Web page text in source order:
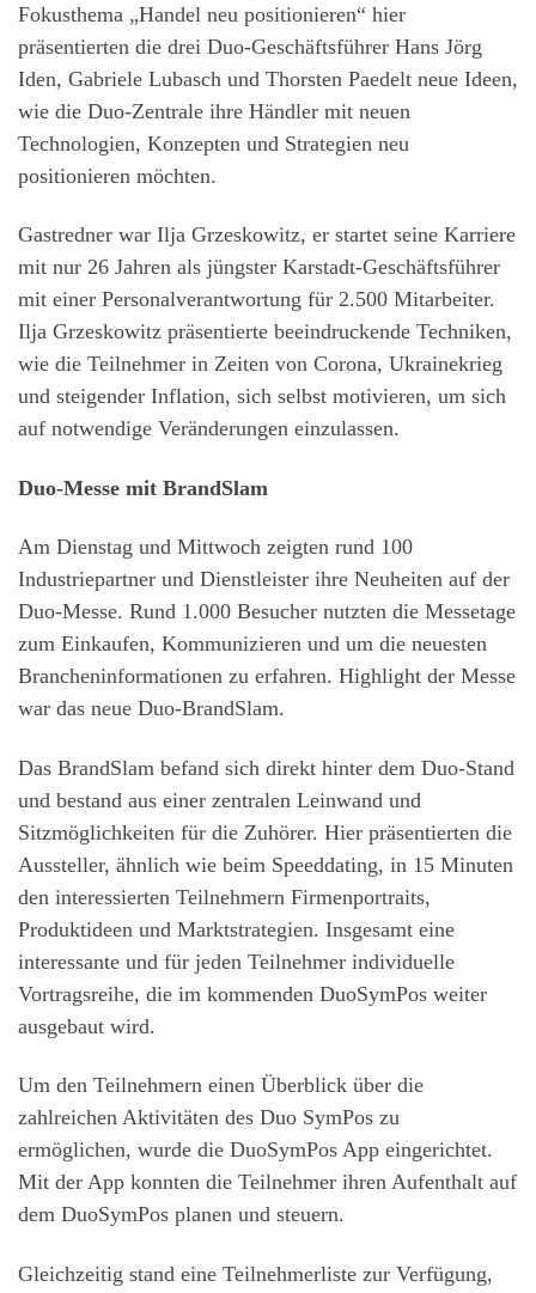
Fokusthema „Handel neu positionieren“ hier
präsentierten die drei Duo-Geschäftsführer Hans Jörg
Iden, Gabriele Lubasch und Thorsten Paedelt neue Ideen,
wie die Duo-Zentrale ihre Händler mit neuen
Technologien, Konzepten und Strategien neu
positionieren möchten.
Gastredner war Ilja Grzeskowitz, er startet seine Karriere
mit nur 26 Jahren als jüngster Karstadt-Geschäftsführer
mit einer Personalverantwortung für 2.500 Mitarbeiter.
Ilja Grzeskowitz präsentierte beeindruckende Techniken,
wie die Teilnehmer in Zeiten von Corona, Ukrainekrieg
und steigender Inflation, sich selbst motivieren, um sich
auf notwendige Veränderungen einzulassen.
Duo-Messe mit BrandSlam
Am Dienstag und Mittwoch zeigten rund 100
Industriepartner und Dienstleister ihre Neuheiten auf der
Duo-Messe. Rund 1.000 Besucher nutzten die Messetage
zum Einkaufen, Kommunizieren und um die neuesten
Brancheninformationen zu erfahren. Highlight der Messe
war das neue Duo-BrandSlam.
Das BrandSlam befand sich direkt hinter dem Duo-Stand
und bestand aus einer zentralen Leinwand und
Sitzmöglichkeiten für die Zuhörer. Hier präsentierten die
Aussteller, ähnlich wie beim Speeddating, in 15 Minuten
den interessierten Teilnehmern Firmenportraits,
Produktideen und Marktstrategien. Insgesamt eine
interessante und für jeden Teilnehmer individuelle
Vortragsreihe, die im kommenden DuoSymPos weiter
ausgebaut wird.
Um den Teilnehmern einen Überblick über die
zahlreichen Aktivitäten des Duo SymPos zu
ermöglichen, wurde die DuoSymPos App eingerichtet.
Mit der App konnten die Teilnehmer ihren Aufenthalt auf
dem DuoSymPos planen und steuern.
Gleichzeitig stand eine Teilnehmerliste zur Verfügung,